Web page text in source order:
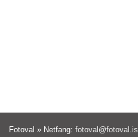
Fotoval » Netfang: fotoval@fotoval.is